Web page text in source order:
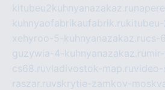
kitubeu2kuhnyanazakaz.ru
kuhnyaofabrikaufabrik.ru
xehyroo-5-kuhnyanazakaz.rucs-
guzywia-4-kuhnyanazakaz.ru
cs68.ruvladivostok-map.ruvideo-
raszar.ruvskrytie-zamkov-